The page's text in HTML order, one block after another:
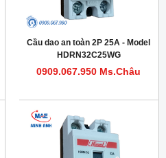
Cầu dao an toàn 2P 25A - Model
HDRN32C25WG
0909.067.950 Ms.Châu